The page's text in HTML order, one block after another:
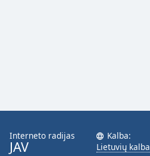
Interneto radijas
JAV
Kalba:
Lietuvių kalba